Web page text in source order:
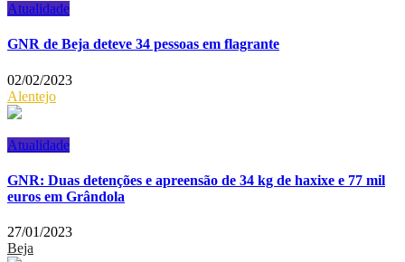
Atualidade
GNR de Beja deteve 34 pessoas em flagrante
02/02/2023
Alentejo
Atualidade
GNR: Duas detenções e apreensão de 34 kg de haxixe e 77 mil
euros em Grândola
27/01/2023
Beja